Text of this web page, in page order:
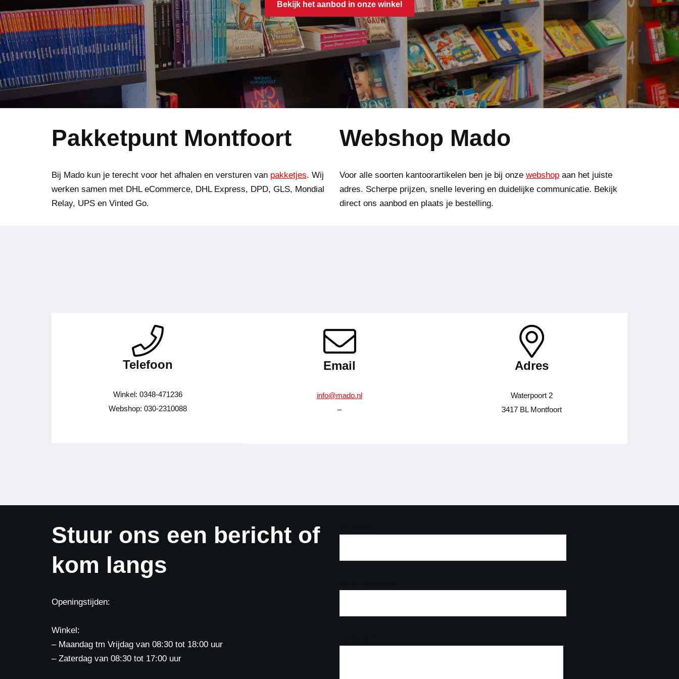
Bekijk het aanbod in onze winkel
Pakketpunt Montfoort
Bij Mado kun je terecht voor het afhalen en versturen van pakketjes. Wij
werken samen met DHL eCommerce, DHL Express, DPD, GLS, Mondial
Relay, UPS en Vinted Go.
Webshop Mado
Voor alle soorten kantoorartikelen ben je bij onze webshop aan het juiste
adres. Scherpe prijzen, snelle levering en duidelijke communicatie. Bekijk
direct ons aanbod en plaats je bestelling.
Telefoon
Winkel: 0348-471236
Webshop: 030-2310088
Email
info@mado.nl
–
Adres
Waterpoort 2
3417 BL Montfoort
Stuur ons een bericht of
kom langs
Openingstijden:
Winkel:
– Maandag tm Vrijdag van 08:30 tot 18:00 uur
– Zaterdag van 08:30 tot 17:00 uur